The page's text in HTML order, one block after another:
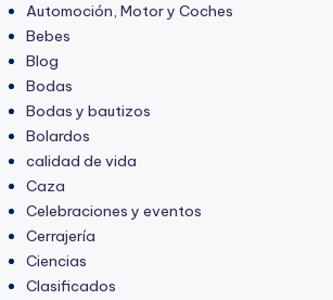
Automoción, Motor y Coches
Bebes
Blog
Bodas
Bodas y bautizos
Bolardos
calidad de vida
Caza
Celebraciones y eventos
Cerrajería
Ciencias
Clasificados